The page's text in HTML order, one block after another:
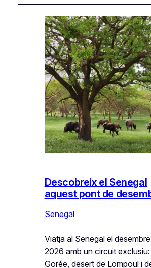
Descobreix el Senegal
aquest pont de
Senegal
Viatja al Senegal el
2026 amb un circuit exclusiu:
Gorée, desert de Lompoul i